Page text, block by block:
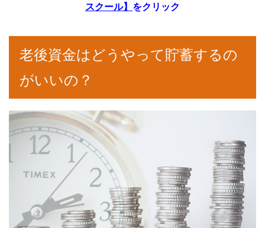
スクール】 をクリック
老後資金はどうやって貯蓄するの
がいいの？